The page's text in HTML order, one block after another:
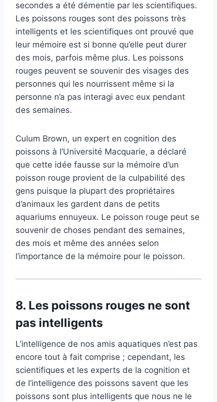
secondes a été démentie par les scientifiques.
Les poissons rouges sont des poissons très
intelligents et les scientifiques ont prouvé que
leur mémoire est si bonne qu’elle peut durer
des mois, parfois même plus. Les poissons
rouges peuvent se souvenir des visages des
personnes qui les nourrissent même si la
personne n’a pas interagi avec eux pendant
des semaines.
Culum Brown, un expert en cognition des
poissons à l’Université Macquarie, a déclaré
que cette idée fausse sur la mémoire d’un
poisson rouge provient de la culpabilité des
gens puisque la plupart des propriétaires
d’animaux les gardent dans de petits
aquariums ennuyeux. Le poisson rouge peut se
souvenir de choses pendant des semaines,
des mois et même des années selon
l’importance de la mémoire pour le poisson.
8. Les poissons rouges ne sont
pas intelligents
L’intelligence de nos amis aquatiques n’est pas
encore tout à fait comprise ; cependant, les
scientifiques et les experts de la cognition et
de l’intelligence des poissons savent que les
poissons sont plus intelligents que nous ne le